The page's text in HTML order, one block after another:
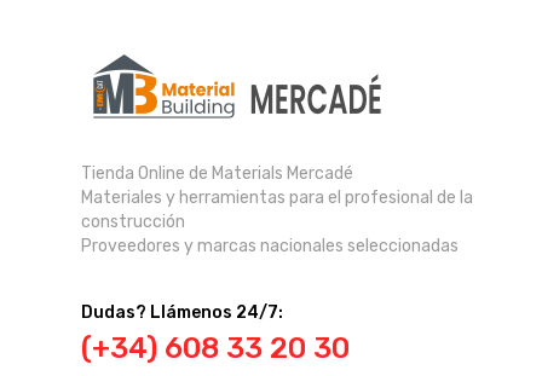
Tienda Online de Materials Mercadé
Materiales y herramientas para el profesional de la
construcción
Proveedores y marcas nacionales seleccionadas
Dudas? Llámenos 24/7:
(+34) 608 33 20 30